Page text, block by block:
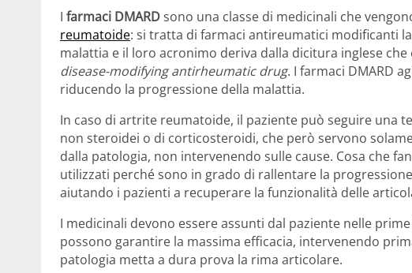
I farmaci DMARDsono una classe di medicinali che
reumatoide: si tratta di farmaci antireumatici modificanti
malattia e il loro acronimo deriva dalla dicitura inglese
disease-modifying antirheumatic drug. I farmaci DMARD
riducendo la progressione della malattia.
In caso di artrite reumatoide, il paziente può seguire una
non steroidei o di corticosteroidi, che però servono
dalla patologia, non intervenendo sulle cause. Cosa che
utilizzati perché sono in grado di rallentare la
aiutando i pazienti a recuperare la funzionalità delle
I medicinali devono essere assunti dal paziente nelle
possono garantire la massima efficacia, intervenendo
patologia metta a dura prova la rima articolare.